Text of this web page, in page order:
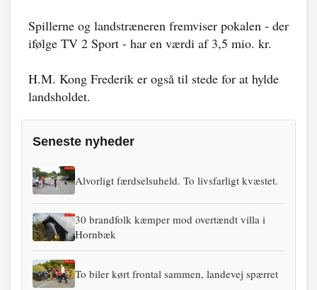
Spillerne og landstræneren fremviser pokalen - der
ifølge TV 2 Sport - har en værdi af 3,5 mio. kr.
H.M. Kong Frederik er også til stede for at hylde
landsholdet.
Seneste nyheder
Alvorligt færdselsuheld. To livsfarligt kvæstet.
30 brandfolk kæmper mod overtændt villa i
Hornbæk
To biler kørt frontal sammen, landevej spærret